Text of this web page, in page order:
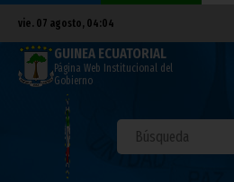
vie. 07 agosto, 04:04
GUINEA ECUATORIAL
Página Web Institucional del
Gobierno